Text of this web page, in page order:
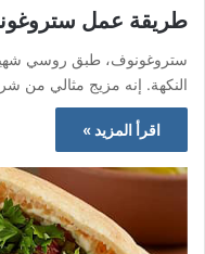
طريقة عمل
ستروغونوف، طبق روسي
النكهة. إنه مزيج مثالي من
اقرأ المزيد »